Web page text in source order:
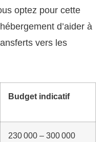
optez pour cette
d’aider à
vers les
Budget indicatif
230 000 – 300 000